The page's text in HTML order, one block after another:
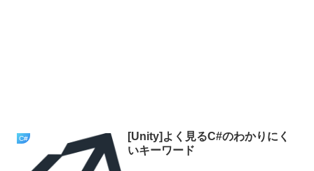
C#
[Unity]よく見るC#のわかりにく
いキーワード